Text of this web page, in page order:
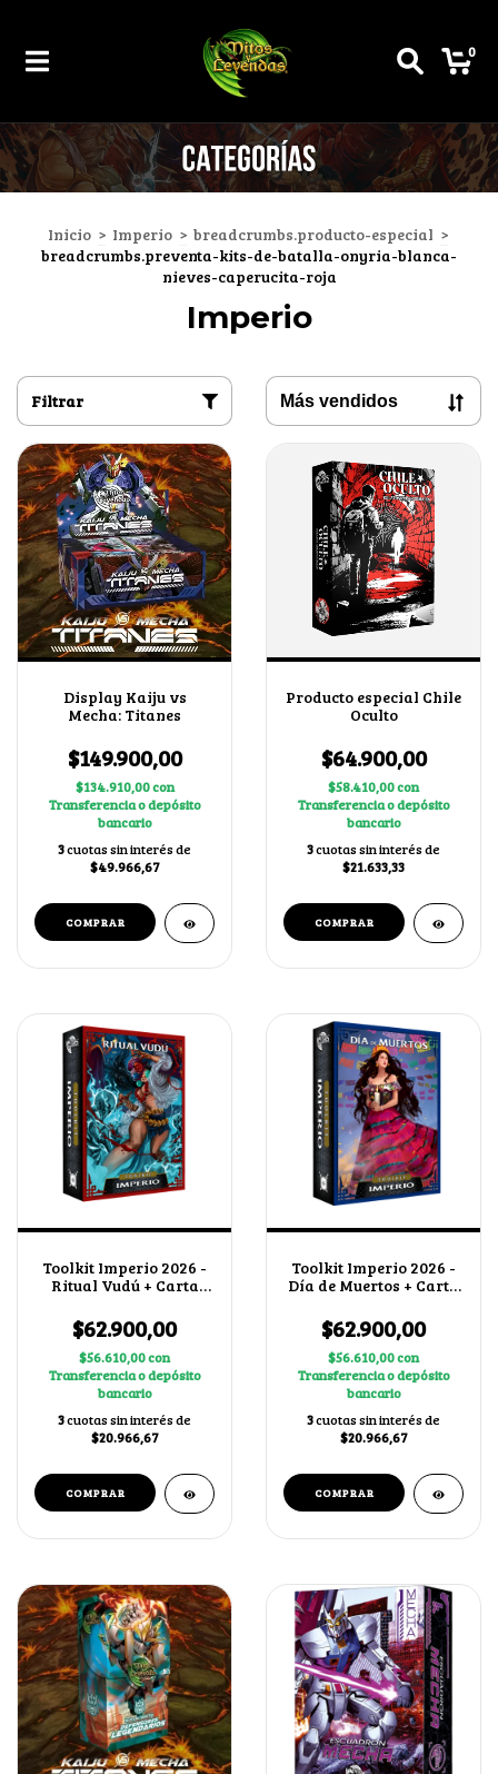
0
Inicio > Imperio > breadcrumbs.producto-especial >
breadcrumbs.preventa-kits-de-batalla-onyria-blanca-
nieves-caperucita-roja
Imperio
Filtrar
Display Kaiju vs
Mecha: Titanes
$149.900,00
$134.910,00con
Transferencia o depósito
bancario
3cuotas sin interés de
$49.966,67
Producto especial Chile
Oculto
$64.900,00
$58.410,00con
Transferencia o depósito
bancario
3cuotas sin interés de
$21.633,33
Toolkit Imperio 2026 -
Ritual Vudú + Carta
$62.900,00
$56.610,00con
Transferencia o depósito
bancario
3cuotas sin interés de
$20.966,67
Toolkit Imperio 2026 -
Día de Muertos + Carta
$62.900,00
$56.610,00con
Transferencia o depósito
bancario
3cuotas sin interés de
$20.966,67